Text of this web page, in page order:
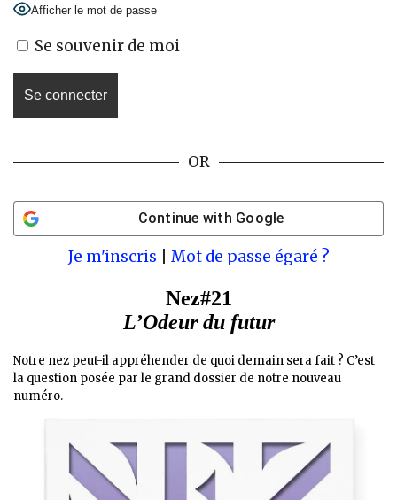
Afficher le mot de passe
Se souvenir de moi
OR
Continue with Google
Je m'inscris Mot de passe égaré ?
Nez#21
L’Odeur du futur
Notre nez peut-il appréhender de quoi demain sera fait ? C’est
la question posée par le grand dossier de notre nouveau
numéro.